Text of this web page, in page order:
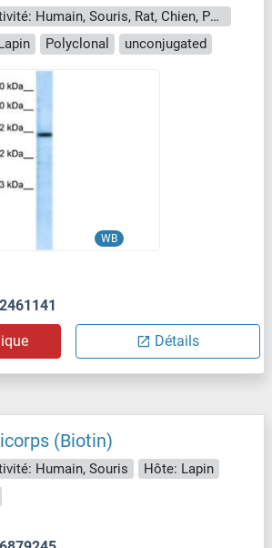
Reactivité: Humain, Souris, Rat, Chien, Poisson zèbre (Danio rerio)
Polyclonal unconjugated
WB
Détails
(Biotin)
Humain, Souris
Hôte: Lapin